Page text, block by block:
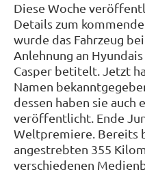
Diese Woche
Details zum
wurde das Fahrzeug
Anlehnung an
Casper betitelt. Jetzt
Namen
dessen haben sie auch
veröffentlicht. Ende
Weltpremiere. Bereits
angestrebten 355
verschiedenen